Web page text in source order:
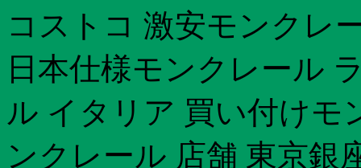
コストコ 激安モンクレ
日本仕様モンクレール
ル イタリア 買い付けモ
ンクレール 店舗 東京銀